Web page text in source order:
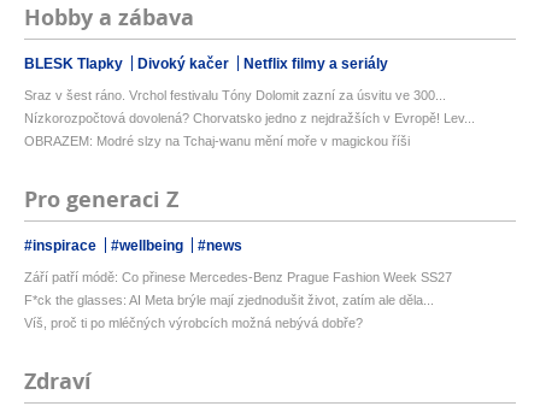
Hobby a zábava
BLESK Tlapky Divoký kačer Netflix filmy a seriály
Sraz v šest ráno. Vrchol festivalu Tóny Dolomit zazní za úsvitu ve 300...
Nízkorozpočtová dovolená? Chorvatsko jedno z nejdražších v Evropě! Lev...
OBRAZEM: Modré slzy na Tchaj-wanu mění moře v magickou říši
Pro generaci Z
#inspirace #wellbeing #news
Září patří módě: Co přinese Mercedes-Benz Prague Fashion Week SS27
F*ck the glasses: AI Meta brýle mají zjednodušit život, zatím ale děla...
Víš, proč ti po mléčných výrobcích možná nebývá dobře?
Zdraví